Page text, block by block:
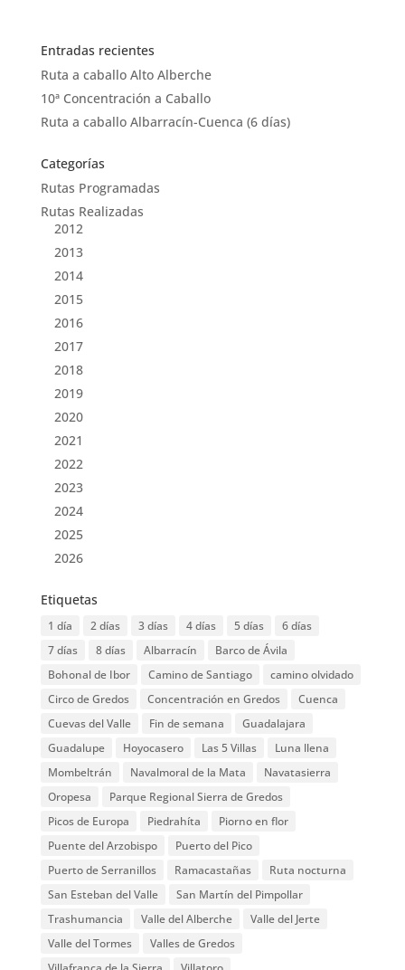
Entradas recientes
Ruta a caballo Alto Alberche
10ª Concentración a Caballo
Ruta a caballo Albarracín-Cuenca (6 días)
Categorías
Rutas Programadas
Rutas Realizadas
2012
2013
2014
2015
2016
2017
2018
2019
2020
2021
2022
2023
2024
2025
2026
Etiquetas
1 día 2 días 3 días 4 días 5 días
6 días
7 días
8 días Albarracín
Barco de Ávila
Bohonal de Ibor
Camino de Santiago
camino olvidado
Circo de Gredos
Concentración en Gredos
Cuenca
Cuevas del Valle
Fin de semana
Guadalajara
Guadalupe
Hoyocasero Las 5 Villas
Luna llena
Mombeltrán
Navalmoral de la Mata
Navatasierra
Oropesa
Parque Regional Sierra de Gredos
Picos de Europa
Piedrahíta
Piorno en flor
Puente del Arzobispo
Puerto del Pico
Puerto de Serranillos
Ramacastañas
Ruta nocturna
San Esteban del Valle
San Martín del Pimpollar
Trashumancia
Valle del Alberche
Valle del Jerte
Valle del Tormes
Valles de Gredos